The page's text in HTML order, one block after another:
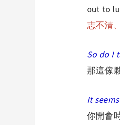
out to
志不清
So do I
那這傢
It
你開會